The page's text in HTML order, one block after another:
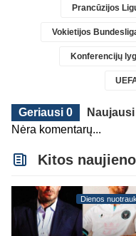
Prancūzijos
Vokietijos
Konferencijų
Geriausi 0
Nėra komentarų...
Kitos
Dienos